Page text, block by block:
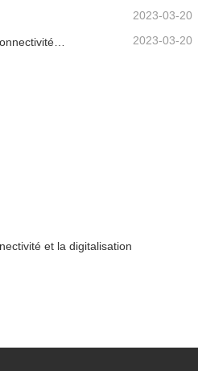
2023-03-20
2023-03-20
et la digitalisation